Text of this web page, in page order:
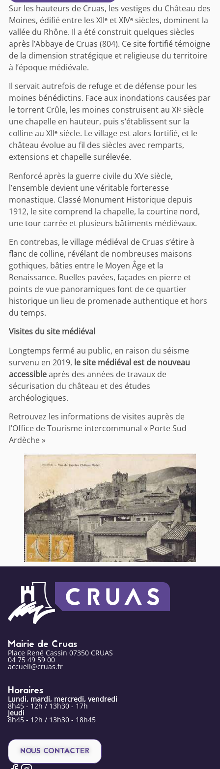
Sur les hauteurs de Cruas, les vestiges du Château des
Moines, édifié entre les XIIᵉ et XIVᵉ siècles, dominent la
vallée du Rhône. Il a été construit quelques siècles
après l’Abbaye de Cruas (804). Ce site fortifié témoigne
de la dimension stratégique et religieuse du territoire
à l’époque médiévale.
Il servait autrefois de refuge et de défense pour les
moines bénédictins. Face aux inondations causées par
le torrent Crûle, les moines construisent au XIᵉ siècle
une chapelle en hauteur, puis s’établissent sur la
colline au XIIᵉ siècle. Le village est alors fortifié, et le
château évolue au fil des siècles avec remparts,
extensions et chapelle surélevée.
Renforcé après la guerre civile du XVe siècle,
l’ensemble devient une véritable forteresse
monastique. Classé Monument Historique depuis
1912, le site comprend la chapelle, la courtine nord,
une tour carrée et plusieurs bâtiments médiévaux.
En contrebas, le village médiéval de Cruas s’étire à
flanc de colline, révélant de nombreuses maisons
gothiques, bâties entre le Moyen Âge et la
Renaissance. Ruelles pavées, façades en pierre et
points de vue panoramiques font de ce quartier
historique un lieu de promenade authentique et hors
du temps.
Visites du site médiéval
Longtemps fermé au public, en raison du séisme
survenu en 2019, le site médiéval est de nouveau
accessibleaprès des années de travaux de
sécurisation du château et des études
archéologiques.
Retrouvez les informations de visites auprès de
l’Office de Tourisme intercommunal « Porte Sud
Ardèche »
Mairie de Cruas
Place René Cassin 07350 CRUAS
04 75 49 59 00
accueil@cruas.fr
Horaires
Lundi, mardi, mercredi, vendredi
8h45 - 12h / 13h30 - 17h
Jeudi
8h45 - 12h / 13h30 - 18h45
NOUS CONTACTER